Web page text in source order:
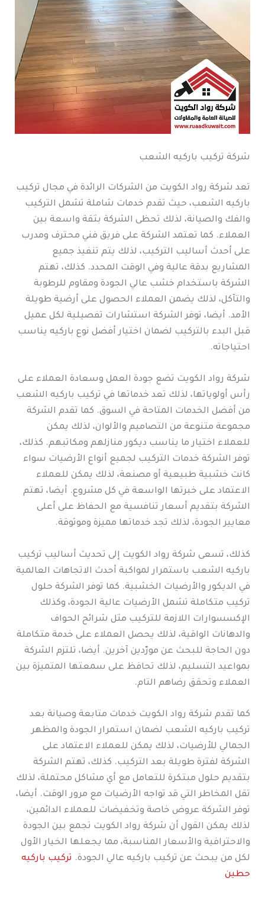
شركة تركيب باركيه الشعب
تعد شركة رواد الكويت من الشركات الرائدة في مجال تركيب
باركيه الشعب، حيث تقدم خدمات شاملة تشمل التركيب
والفك والصيانة، لذلك تحظى الشركة بثقة واسعة بين
العملاء. كما تعتمد الشركة على فريق فني محترف ومدرب
على أحدث أساليب التركيب، لذلك يتم تنفيذ جميع
المشاريع بدقة عالية وفي الوقت المحدد. كذلك، تهتم
الشركة باستخدام خشب عالي الجودة ومقاوم للرطوبة
والتآكل، لذلك يضمن العملاء الحصول على أرضية طويلة
الأمد. أيضا، توفر الشركة استشارات تفصيلية لكل عميل
قبل البدء بالتركيب لضمان اختيار أفضل نوع باركيه يناسب
احتياجاته.
شركة رواد الكويت تضع جودة العمل وسعادة العملاء على
رأس أولوياتها، لذلك تعد خدماتها في تركيب باركيه الشعب
من أفضل الخدمات المتاحة في السوق. كما تقدم الشركة
مجموعة متنوعة من التصاميم والألوان، لذلك يمكن
للعملاء اختيار ما يناسب ديكور منازلهم ومكاتبهم. كذلك،
توفر الشركة خدمات التركيب لجميع أنواع الأرضيات سواء
كانت خشبية طبيعية أو مصنعة، لذلك يمكن للعملاء
الاعتماد على خبرتها الواسعة في كل مشروع. أيضا، تهتم
الشركة بتقديم أسعار تنافسية مع الحفاظ على أعلى
معايير الجودة، لذلك تجد خدماتها مميزة وموثوقة.
كذلك، تسعى شركة رواد الكويت إلى تحديث أساليب تركيب
باركيه الشعب باستمرار لمواكبة أحدث الاتجاهات العالمية
في الديكور والأرضيات الخشبية. كما توفر الشركة حلول
تركيب متكاملة تشمل الأرضيات عالية الجودة، وكذلك
الإكسسوارات اللازمة للتركيب مثل شرائح الحواف
والدهانات الواقية، لذلك يحصل العملاء على خدمة متكاملة
دون الحاجة للبحث عن مورّدين آخرين. أيضا، تلتزم الشركة
بمواعيد التسليم، لذلك تحافظ على سمعتها المتميزة بين
العملاء وتحقق رضاهم التام.
كما تقدم شركة رواد الكويت خدمات متابعة وصيانة بعد
تركيب باركيه الشعب لضمان استمرار الجودة والمظهر
الجمالي للأرضيات، لذلك يمكن للعملاء الاعتماد على
الشركة لفترة طويلة بعد التركيب. كذلك، تهتم الشركة
بتقديم حلول مبتكرة للتعامل مع أي مشاكل محتملة، لذلك
تقل المخاطر التي قد تواجه الأرضيات مع مرور الوقت. أيضا،
توفر الشركة عروض خاصة وتخفيضات للعملاء الدائمين،
لذلك يمكن القول أن شركة رواد الكويت تجمع بين الجودة
والاحترافية والأسعار المناسبة، مما يجعلها الخيار الأول
لكل من يبحث عن تركيب باركيه عالي الجودة. تركيب باركيه
حطين